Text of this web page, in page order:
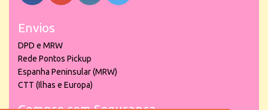
Envios
DPD e MRW
Rede Pontos Pickup
Espanha Peninsular (MRW)
CTT (Ilhas e Europa)